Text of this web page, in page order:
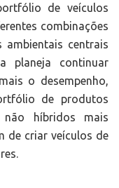
de veículos
combinações
ambientais centrais
planeja continuar
o desempenho,
de produtos
híbridos mais
de criar veículos de